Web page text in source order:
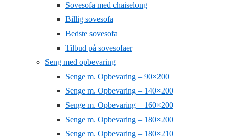
Sovesofa med chaiselong
Billig sovesofa
Bedste sovesofa
Tilbud på sovesofaer
Seng med opbevaring
Senge m. Opbevaring – 90×200
Senge m. Opbevaring – 140×200
Senge m. Opbevaring – 160×200
Senge m. Opbevaring – 180×200
Senge m. Opbevaring – 180×210